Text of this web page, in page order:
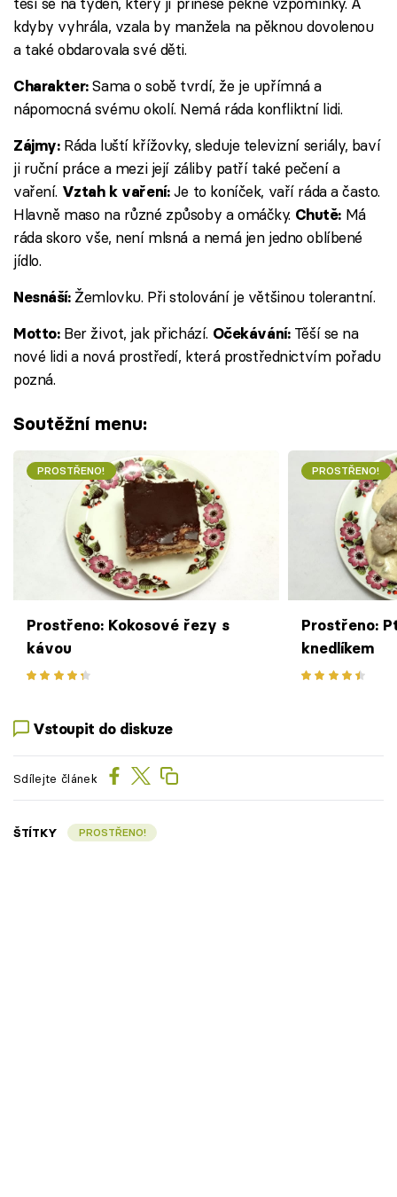
kdyby vyhrála, vzala by manžela na pěknou dovolenou
a také obdarovala své děti.
Charakter:Sama o sobě tvrdí, že je upřímná a
nápomocná svému okolí. Nemá ráda konfliktní lidi.
Zájmy:Ráda luští křížovky, sleduje televizní seriály, baví
ji ruční práce a mezi její záliby patří také pečení a
vaření. Vztah k vaření: Je to koníček, vaří ráda a často.
Hlavně maso na různé způsoby a omáčky. Chutě: Má
ráda skoro vše, není mlsná a nemá jen jedno oblíbené
jídlo.
Nesnáší:Žemlovku. Při stolování je většinou tolerantní.
Motto:Ber život, jak přichází. Očekávání: Těší se na
nové lidi a nová prostředí, která prostřednictvím pořadu
pozná.
Soutěžní menu:
PROSTŘENO!
Prostřeno: Kokosové řezy s
kávou
PROSTŘENO!
Prostřeno:
knedlíkem
Vstoupit do diskuze
Sdílejte článek
ŠTÍTKY PROSTŘENO!